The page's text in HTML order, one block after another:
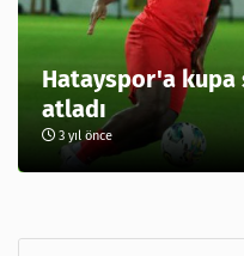
Hatayspor'a kupa
atladı
3 yıl önce